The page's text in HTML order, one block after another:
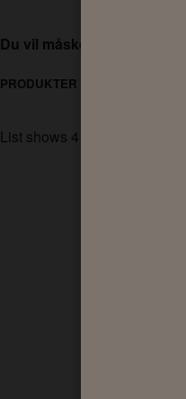
Du vil måske også synes om
PRODUKTER
List shows 4